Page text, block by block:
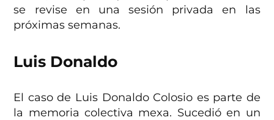
se revise en una sesión privada en las
próximas semanas.
Luis Donaldo
El caso de Luis Donaldo Colosio es parte de
la memoria colectiva mexa. Sucedió en un